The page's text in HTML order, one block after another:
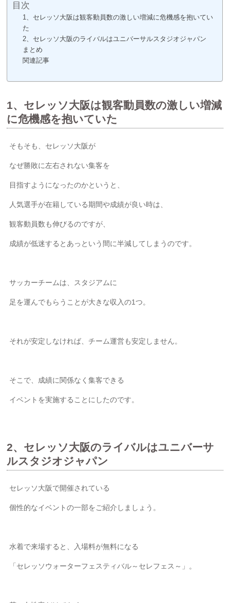
目次
1、セレッソ大阪は観客動員数の激しい増減に危機感を抱いてい
た
2、セレッソ大阪のライバルはユニバーサルスタジオジャパン
まとめ
関連記事
1、セレッソ大阪は観客動員数の激しい増減
に危機感を抱いていた
そもそも、セレッソ大阪が
なぜ勝敗に左右されない集客を
目指すようになったのかというと、
人気選手が在籍している期間や成績が良い時は、
観客動員数も伸びるのですが、
成績が低迷するとあっという間に半減してしまうのです。
サッカーチームは、スタジアムに
足を運んでもらうことが大きな収入の1つ。
それが安定しなければ、チーム運営も安定しません。
そこで、成績に関係なく集客できる
イベントを実施することにしたのです。
2、セレッソ大阪のライバルはユニバーサ
ルスタジオジャパン
セレッソ大阪で開催されている
個性的なイベントの一部をご紹介しましょう。
水着で来場すると、入場料が無料になる
「セレッソウォーターフェスティバル～セレフェス～」。